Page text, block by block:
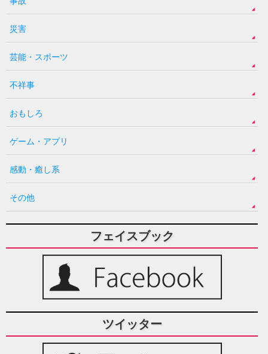
災害
芸能・スポーツ
不祥事
おもしろ
ゲーム・アプリ
感動・癒し系
その他
フェイスブック
ツイッター